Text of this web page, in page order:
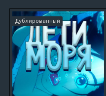
Дублированный